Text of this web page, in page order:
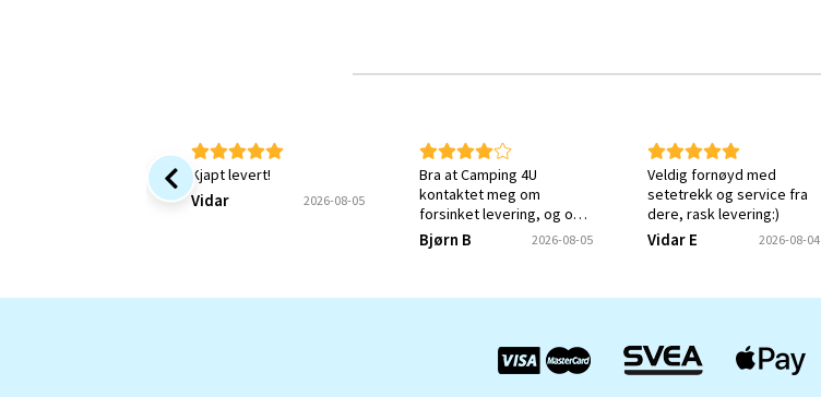
Kjapt levert!
Vidar 2026-08-05
Bra at Camping 4U
kontaktet meg om
forsinket levering, og om
jeg fortsatt ønsket varen.
Kunne ønsket meg en
Bjørn B 2026-08-05
Veldig fornøyd med
setetrekk og service fra
dere, rask levering:)
Vidar E 2026-08-04